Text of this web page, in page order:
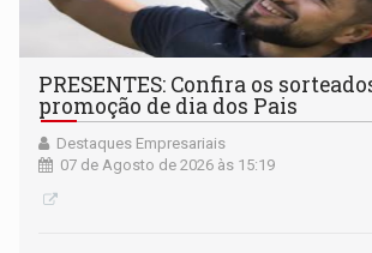
PRESENTES: Confira os
promoção de dia dos Pais
Destaques Empresariais
07 de Agosto de 2026 às 15:19